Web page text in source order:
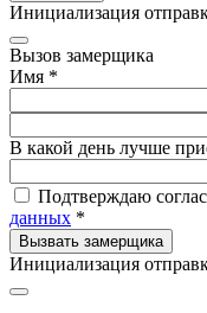
Инициализация
Вызов замерщика
Имя *
В какой день лучше
Подтверждаю
данных *
Вызвать замерщика
Инициализация